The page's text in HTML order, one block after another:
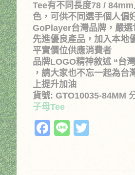
Tee有不同長度78 /
色，可供不同選手個人偏
GoPlayer台灣品牌，嚴選
先進優良產品，加入本地
平實價位供應消費者
品牌LOGO精神敘述 “台
，請大家也不忘一起為台
上提升加油
貨號: GTO10035-84MM
子母Tee
Facebook
Line